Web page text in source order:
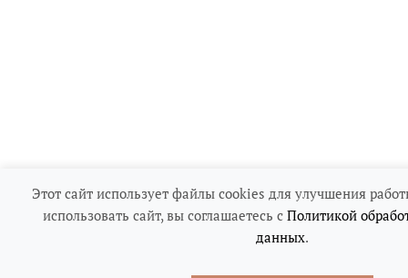
Этот сайт использует файлы cookies для улучшения
использовать сайт, вы соглашаетесь с Политикой
данных.